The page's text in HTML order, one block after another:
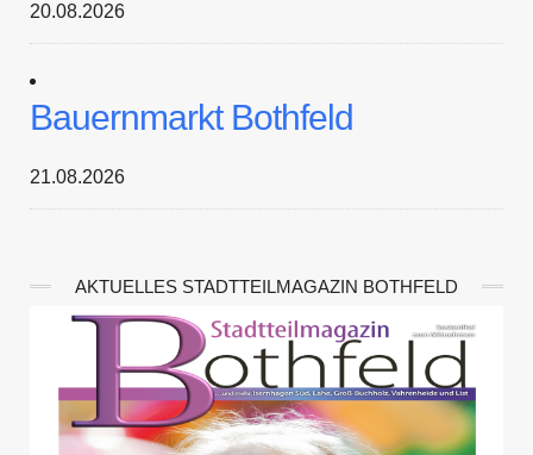
20.08.2026
Bauernmarkt Bothfeld
21.08.2026
AKTUELLES STADTTEILMAGAZIN BOTHFELD